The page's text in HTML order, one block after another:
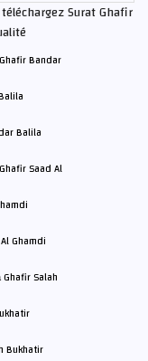
Surat Ghafir
Balila
Ghamdi
Bukhatir